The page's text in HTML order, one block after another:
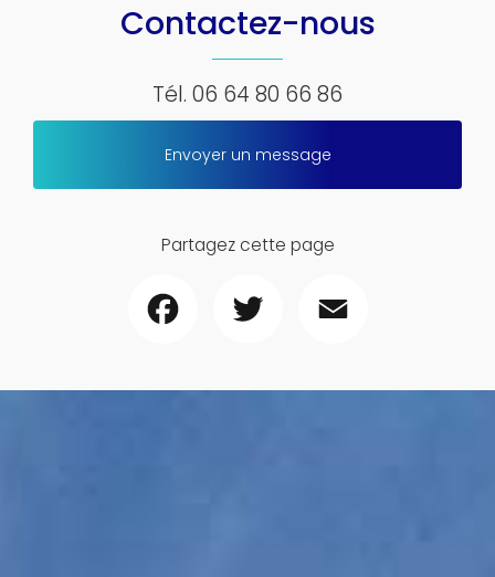
Contactez-nous
Tél. 06 64 80 66 86
Envoyer un message
Partagez cette page